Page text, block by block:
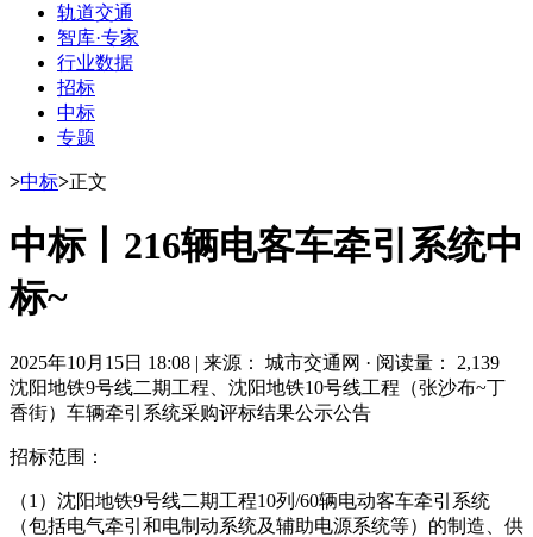
轨道交通
智库·专家
行业数据
招标
中标
专题
>中标>正文
中标丨216辆电客车牵引系统中
标~
2025年10月15日 18:08 | 来源： 城市交通网 · 阅读量： 2,139
沈阳地铁9号线二期工程、沈阳地铁10号线工程（张沙布~丁
香街）车辆牵引系统采购评标结果公示公告
招标范围：
（1）沈阳地铁9号线二期工程10列/60辆电动客车牵引系统
（包括电气牵引和电制动系统及辅助电源系统等）的制造、供